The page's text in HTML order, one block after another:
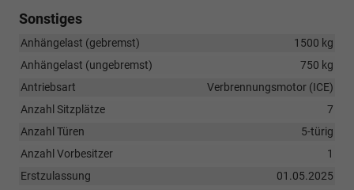
Sonstiges
Anhängelast (gebremst)
1500 kg
Anhängelast (ungebremst)
750 kg
Antriebsart
Verbrennungsmotor (ICE)
Anzahl Sitzplätze
7
Anzahl Türen
5-türig
Anzahl Vorbesitzer
1
Erstzulassung
01.05.2025